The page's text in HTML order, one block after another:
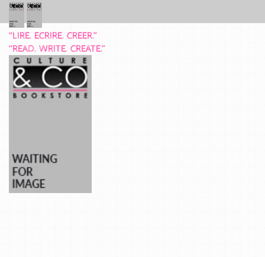
“LIRE. ECRIRE. CREER.”
“READ. WRITE. CREATE.”